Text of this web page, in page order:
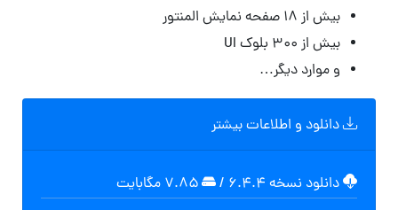
بیش از ۱۸ صفحه نمایش المنتور
بیش از 300 بلوک UI
و موارد دیگر…
دانلود و اطلاعات بیشتر
دانلود نسخه ۶.۴.۴ /